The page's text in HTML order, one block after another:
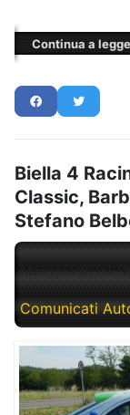
Continua a
Biella 4
Classic,
Stefano
Mercoledì, 01
Comunicati